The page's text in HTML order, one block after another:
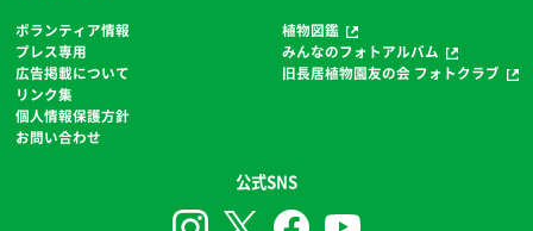
ボランティア情報
プレス専用
広告掲載について
リンク集
個人情報保護方針
お問い合わせ
植物図鑑
みんなのフォトアルバム
旧長居植物園友の会 フォトクラブ
公式SNS